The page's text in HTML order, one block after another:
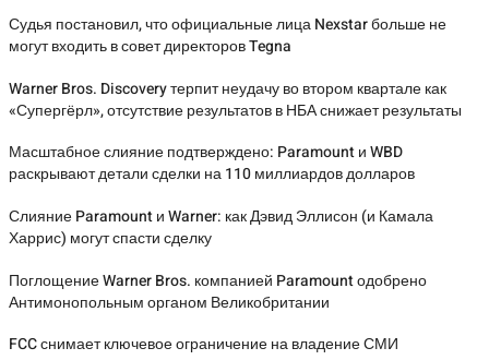
Судья постановил, что официальные лица Nexstar больше не
могут входить в совет директоров Tegna
Warner Bros. Discovery терпит неудачу во втором квартале как
«Супергёрл», отсутствие результатов в НБА снижает результаты
Масштабное слияние подтверждено: Paramount и WBD
раскрывают детали сделки на 110 миллиардов долларов
Слияние Paramount и Warner: как Дэвид Эллисон (и Камала
Харрис) могут спасти сделку
Поглощение Warner Bros. компанией Paramount одобрено
Антимонопольным органом Великобритании
FCC снимает ключевое ограничение на владение СМИ